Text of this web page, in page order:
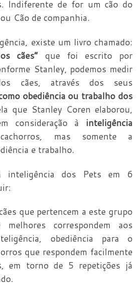
Indiferente de for um cão do
Cão de companhia.
existe um livro chamado:
cães” que foi escrito por
Stanley, podemos medir
cães, através dos seus
obediência ou trabalho dos
que Stanley Coren elaborou,
consideração à inteligência
mas somente a
e trabalho.
inteligência dos Pets em 6
que pertencem a este grupo
correspondem aos
obediência para o
que respondem facilmente
em torno de 5 repetições já